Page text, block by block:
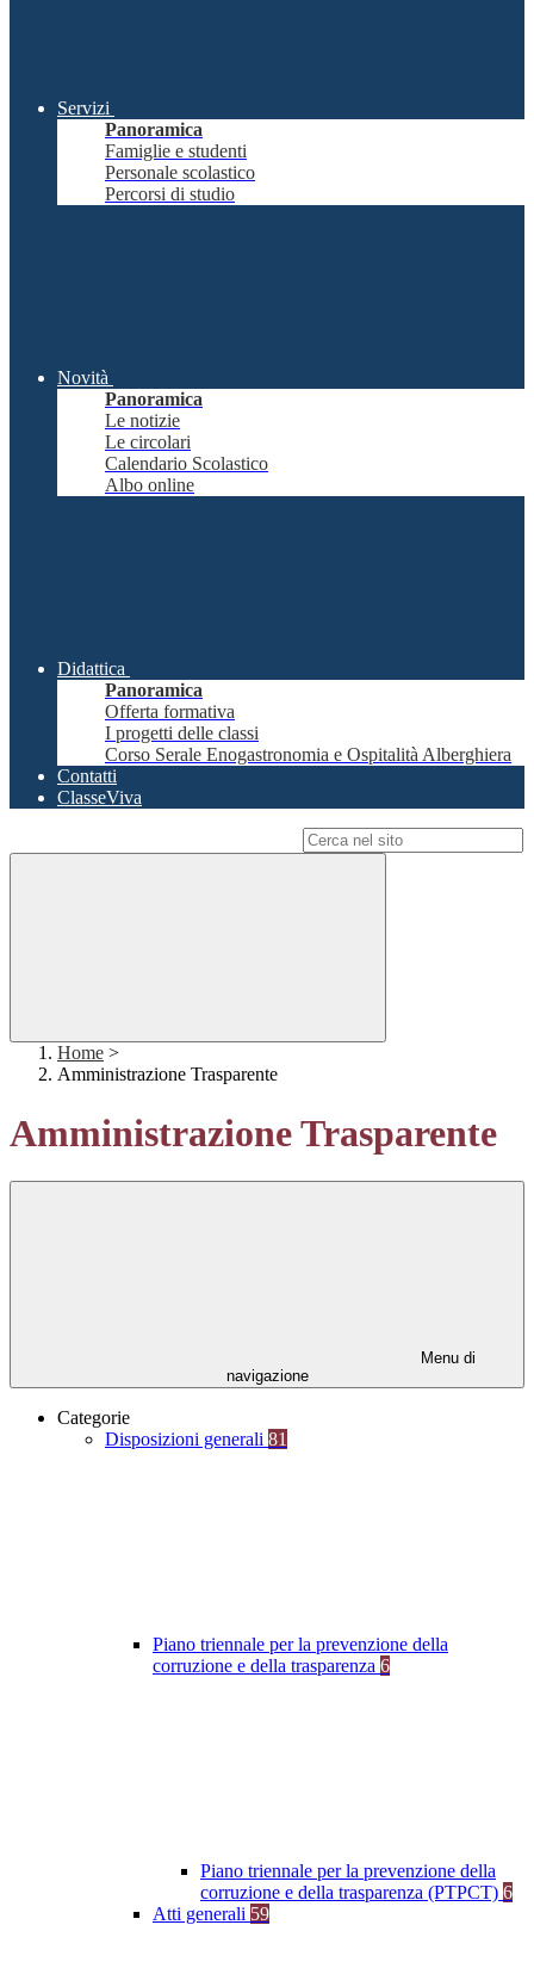
Servizi
Panoramica
Famiglie e studenti
Personale scolastico
Percorsi di studio
Novità
Panoramica
Le notizie
Le circolari
Calendario Scolastico
Albo online
Didattica
Panoramica
Offerta formativa
I progetti delle classi
Corso Serale Enogastronomia e Ospitalità Alberghiera
Contatti
ClasseViva
Home >
Amministrazione Trasparente
Amministrazione Trasparente
Menu di
navigazione
Categorie
Disposizioni generali 81
Piano triennale per la prevenzione della
corruzione e della trasparenza 6
Piano triennale per la prevenzione della
corruzione e della trasparenza (PTPCT) 6
Atti generali 59